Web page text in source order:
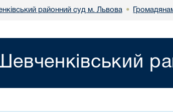
районний суд м. Львова •